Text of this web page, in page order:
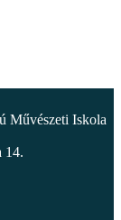
Művészeti Iskola
14.